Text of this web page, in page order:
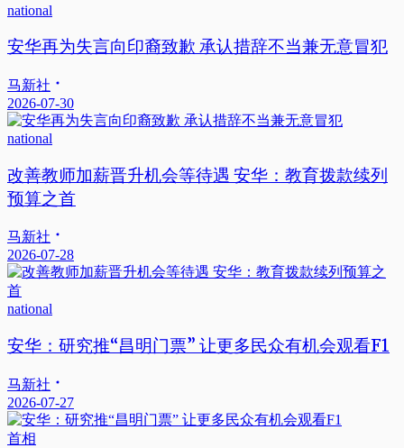
national
安华再为失言向印裔致歉 承认措辞不当兼无意冒犯
马新社
2026-07-30
national
改善教师加薪晋升机会等待遇 安华：教育拨款续列
预算之首
马新社
2026-07-28
national
安华：研究推“昌明门票” 让更多民众有机会观看F1
马新社
2026-07-27
首相